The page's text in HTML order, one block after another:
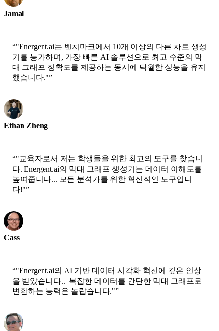
Jamal
“"Energent.ai는 벤치마크에서 10개 이상의 다른 차트 생성
기를 능가하며, 가장 빠른 AI 솔루션으로 최고 수준의 막
대 그래프 정확도를 제공하는 동시에 탁월한 성능을 유지
했습니다."”
Ethan Zheng
“"교육자로서 저는 학생들을 위한 최고의 도구를 찾습니
다. Energent.ai의 막대 그래프 생성기는 데이터 이해도를
높여줍니다... 모든 분석가를 위한 혁신적인 도구입니
다!"”
Cass
“"Energent.ai의 AI 기반 데이터 시각화 혁신에 깊은 인상
을 받았습니다... 복잡한 데이터를 간단한 막대 그래프로
변환하는 능력은 놀랍습니다."”